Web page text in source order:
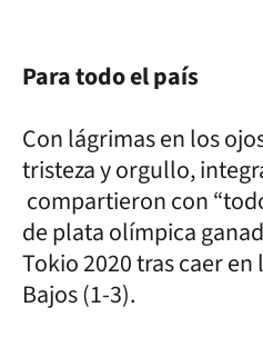
Para todo el país
Con lágrimas en los
tristeza y orgullo,
compartieron con
de plata olímpica
Tokio 2020 tras caer en
Bajos (1-3).